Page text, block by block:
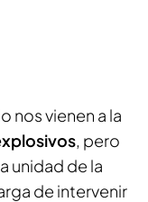
nos vienen a la
, pero
unidad de la
de intervenir